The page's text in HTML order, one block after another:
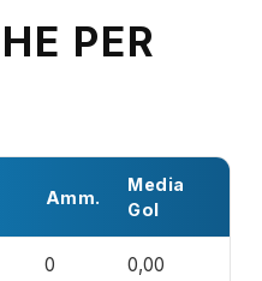
PER
Amm.
Media
Gol
0 0,00